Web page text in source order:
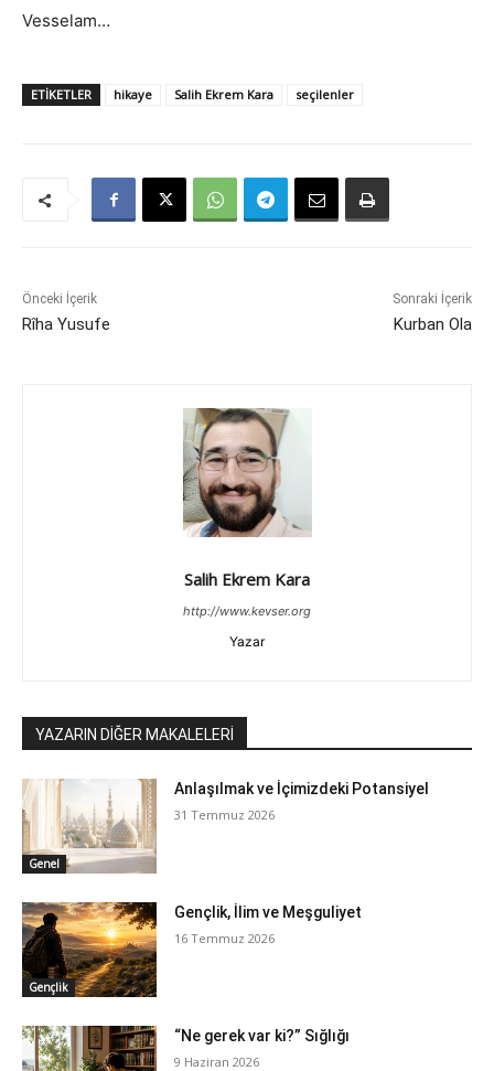
Vesselam…
ETIKETLER hikaye Salih Ekrem Kara seçilenler
Önceki İçerik
Rîha Yusufe
Sonraki İçerik
Kurban Ola
Salih Ekrem Kara
http://www.kevser.org
Yazar
YAZARIN DİĞER MAKALELERİ
Genel
Anlaşılmak ve İçimizdeki Potansiyel
31 Temmuz 2026
Gençlik
Gençlik, İlim ve Meşguliyet
16 Temmuz 2026
“Ne gerek var ki?” Sığlığı
9 Haziran 2026